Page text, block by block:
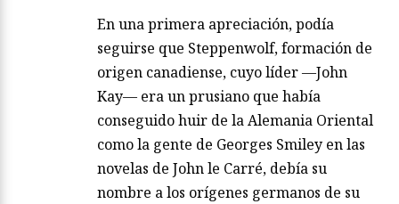
En una primera apreciación, podía
seguirse que Steppenwolf, formación de
origen canadiense, cuyo líder —John
Kay— era un prusiano que había
conseguido huir de la Alemania Oriental
como la gente de Georges Smiley en las
novelas de John le Carré, debía su
nombre a los orígenes germanos de su